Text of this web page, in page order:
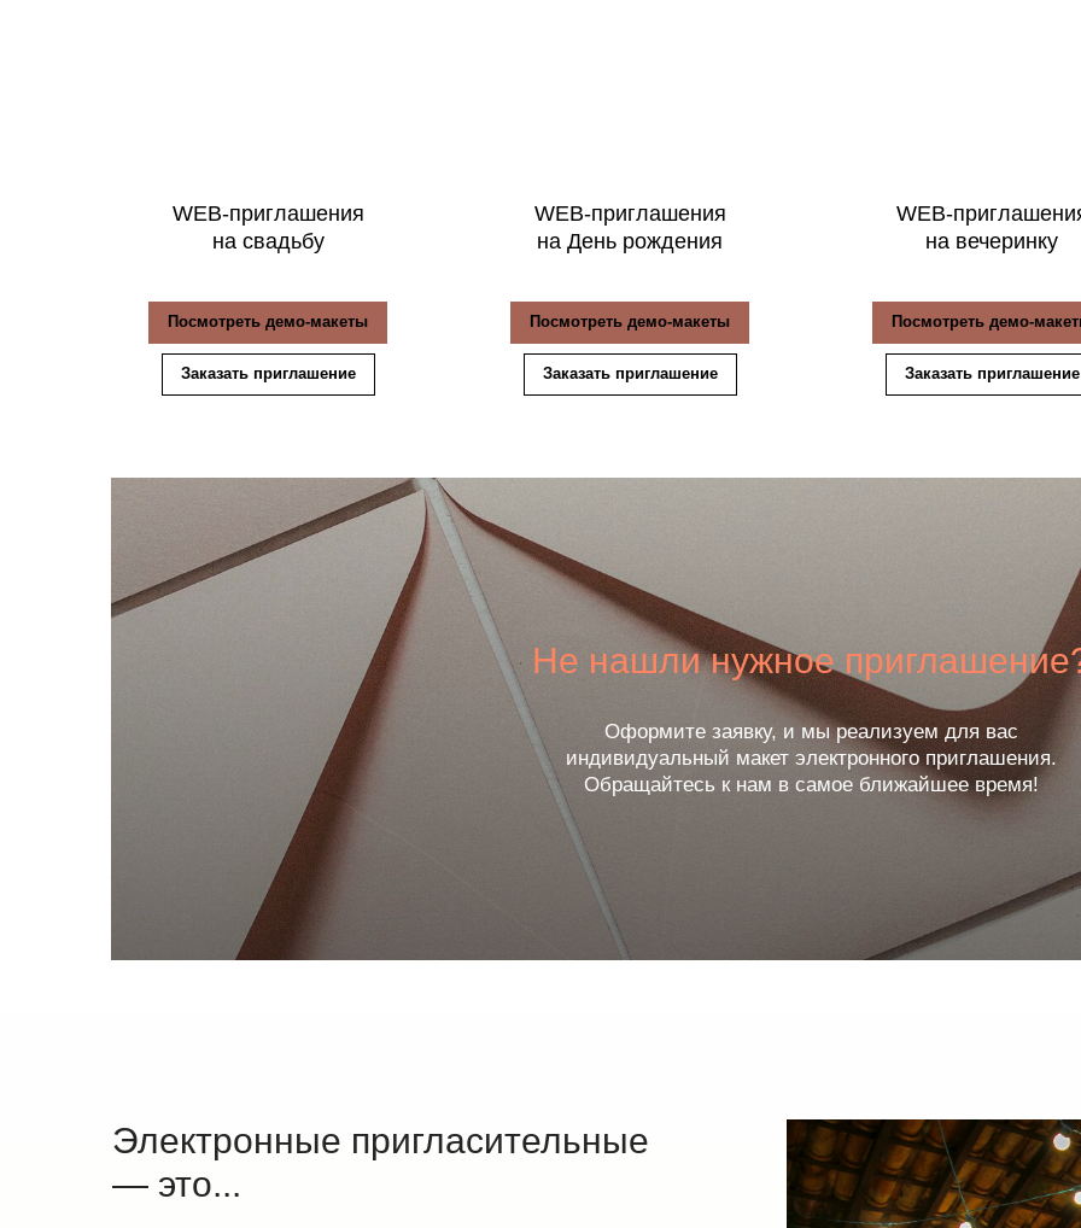
WEB-приглашения
на свадьбу
Посмотреть демо-макеты
Заказать приглашение
WEB-приглашения
на День рождения
Посмотреть демо-макеты
Заказать приглашение
WEB-
на вечеринку
Посмотреть демо-
Заказать приглашение
Не нашли нужное
Оформите заявку, и мы реализуем для вас
индивидуальный макет электронного приглашения.
Обращайтесь к нам в самое ближайшее время!
Заказать индивидуальное приглашение
Электронные пригласительные
— это...